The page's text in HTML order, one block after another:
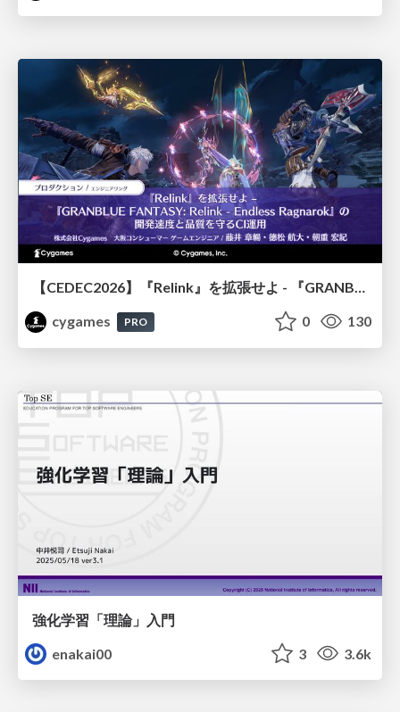
【CEDEC2026】『Relink』を拡張せよ - 『GRANBLUE FANTASY: Relink - Endless Ragnarok』の開発速度と品質を守るCI運用
cygames
PRO 0 130
強化学習「理論」入門
enakai00
3 3.6k